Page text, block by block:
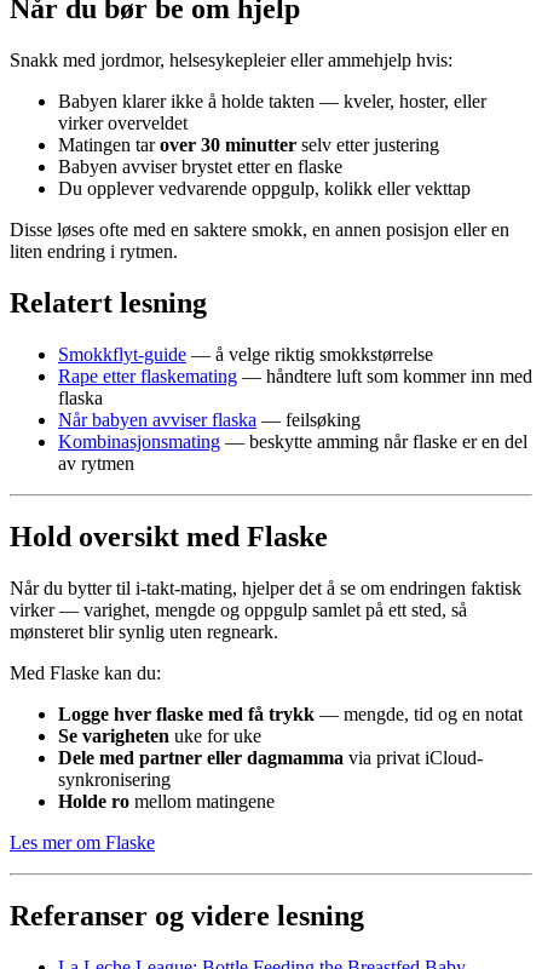
Når du bør be om hjelp
Snakk med jordmor, helsesykepleier eller ammehjelp hvis:
Babyen klarer ikke å holde takten — kveler, hoster, eller
virker overveldet
Matingen tarover 30 minutter selv etter justering
Babyen avviser brystet etter en flaske
Du opplever vedvarende oppgulp, kolikk eller vekttap
Disse løses ofte med en saktere smokk, en annen posisjon eller en
liten endring i rytmen.
Relatert lesning
Smokkflyt-guide — å velge riktig smokkstørrelse
Rape etter flaskemating — håndtere luft som kommer inn med
flaska
Når babyen avviser flaska — feilsøking
Kombinasjonsmating — beskytte amming når flaske er en del
av rytmen
Hold oversikt med Flaske
Når du bytter til i-takt-mating, hjelper det å se om endringen faktisk
virker — varighet, mengde og oppgulp samlet på ett sted, så
mønsteret blir synlig uten regneark.
Med Flaske kan du:
Logge hver flaske med få trykk — mengde, tid og en notat
Se varigheten uke for uke
Dele med partner eller dagmamma via privat iCloud-
synkronisering
Holde ro mellom matingene
Les mer om Flaske
Referanser og videre lesning